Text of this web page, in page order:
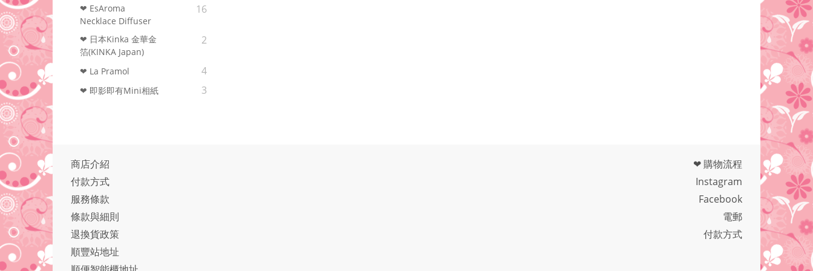
❤ EsAroma
Necklace Diffuser
16
❤ 日本Kinka 金華金
箔(KINKA Japan)
2
❤ La Pramol 4
❤ 即影即有Mini相紙 3
商店介紹
付款方式
服務條款
條款與細則
退換貨政策
順豐站地址
❤ 購物流程
Instagram
Facebook
電郵
付款方式